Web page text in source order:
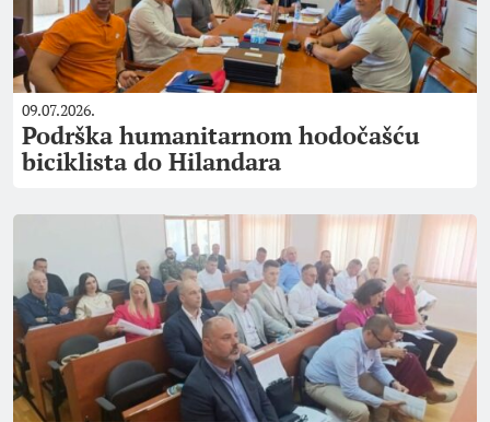
09.07.2026.
Podrška humanitarnom hodočašću
biciklista do Hilandara